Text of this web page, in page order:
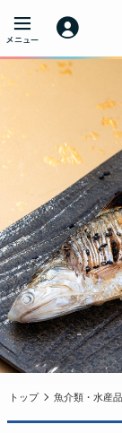
トップ 魚介類・水産品